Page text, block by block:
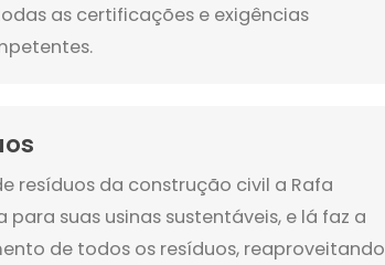
as certificações e exigências
resíduos da construção civil a Rafa
suas usinas sustentáveis, e lá faz a
de todos os resíduos, reaproveitando